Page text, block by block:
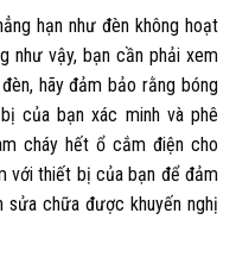
hạn như đèn không hoạt
như vậy, bạn cần phải xem
hãy đảm bảo rằng bóng
của bạn xác minh và phê
cháy hết ổ cắm điện cho
với thiết bị của bạn để đảm
sửa chữa được khuyến nghị